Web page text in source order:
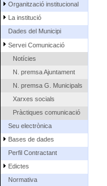
Organització institucional
La institució
Dades del Municipi
Servei Comunicació
Notícies
N. premsa Ajuntament
N. premsa G. Municipals
Xarxes socials
Pràctiques comunicació
Seu electrònica
Bases de dades
Perfil Contractant
Edictes
Normativa